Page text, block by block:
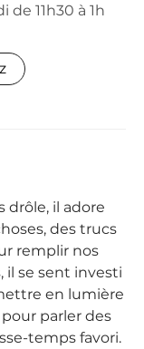
de 11h30 à 1h
drôle, il adore
des trucs
remplir nos
il se sent investi
en lumière
parler des
temps favori.